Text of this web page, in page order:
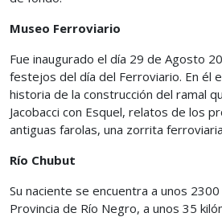
Museo Ferroviario
Fue inaugurado el día 29 de Agosto
festejos del día del Ferroviario. En él
historia de la construcción del ramal
Jacobacci con Esquel, relatos de los
antiguas farolas, una zorrita
Río Chubut
Su naciente se encuentra a unos
Provincia de Río Negro, a unos 35